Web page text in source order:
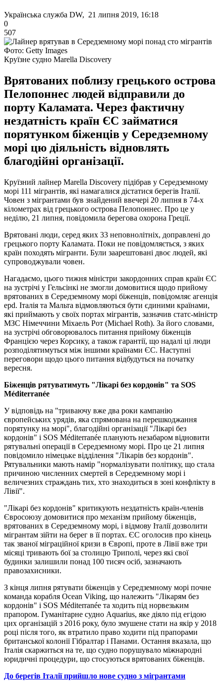
Українська служба DW, 21 липня 2019, 16:18
0
507
Фото: Getty Images
Круїзне судно Marella Discovery
Врятованих поблизу грецького острова
Пелопоннес людей відправили до
порту Каламата. Через фактичну
нездатність країн ЄС займатися
порятунком біженців у Середземному
морі цю діяльність відновлять
благодійні організації.
Круїзний лайнер Marella Discovery підібрав у Середземному
морі 111 мігрантів, які намагалися дістатися берегів Італії.
Човен з мігрантами був знайдений ввечері 20 липня в 74-х
кілометрах від грецького острова Пелопоннес. Про це у
неділю, 21 липня, повідомила берегова охорона Греції.
Врятовані люди, серед яких 33 неповнолітніх, доправлені до
грецького порту Каламата. Поки не повідомляється, з яких
країн походять мігранти. Були заарештовані двоє людей, які
супроводжували човен.
Нагадаємо, цього тижня міністри закордонних справ країн ЄС
на зустрічі у Гельсінкі не змогли домовитися щодо прийому
врятованих в Середземному морі біженців, повідомляє агенція
epd. Італія та Мальта відмовляються бути єдиними країнами,
які приймають у своїх портах мігрантів, зазначив статс-міністр
МЗС Німеччини Міхаель Рот (Michael Roth). За його словами,
на зустрічі обговорювалось питання прийому біженців
Францією через Корсику, а також гарантії, що надалі ці люди
розподілятимуться між іншими країнами ЄС. Наступні
переговори щодо цього питання відбудуться на початку
вересня.
Біженців рятуватимуть "Лікарі без кордонів" та SOS
Méditerranée
У відповідь на "триваючу вже два роки кампанію
європейських урядів, яка спрямована на перешкоджання
порятунку на морі", благодійні організації "Лікарі без
кордонів" і SOS Méditerranée планують незабаром відновити
рятувальні операції в Середземному морі. Про це 21 липня
повідомило німецьке відділення "Лікарів без кордонів".
Рятувальники мають намір "нормалізувати політику, що стала
причиною численних смертей в Середземному морі і
величезних страждань тих, хто знаходиться в зоні конфлікту в
Лівії".
"Лікарі без кордонів" критикують нездатність країн-членів
Євросоюзу домовитися про механізм прийому біженців,
врятованих в Середземному морі, і відмову Італії дозволити
мігрантам зійти на берег в її портах. ЄС оголосив про кінець
так званої міграційної кризи в Європі, проте в Лівії вже три
місяці тривають бої за столицю Триполі, через які свої
будинки залишили понад 100 тисяч осіб, зазначають
правозахисники.
З кінця липня рятувати біженців у Середземному морі почне
команда корабля Ocean Viking, що належить "Лікарям без
кордонів" і SOS Méditerranée та ходить під норвезьким
прапором. Гуманітарне судно Aquarius, яке діяло під егідою
цих організацій з 2016 року, було змушене стати на якір у 2018
році після того, як втратило право ходити під прапорами
британської колонії Гібралтар і Панами. Остання вказала, що
Італія скаржиться на те, що судно порушувало міжнародні
юридичні процедури, що стосуються врятованих біженців.
До берегів Італії прийшло нове судно з мігрантами